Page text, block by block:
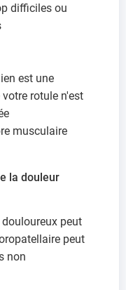
difficiles ou
est une
rotule n'est
musculaire
la douleur
peut
peut
non